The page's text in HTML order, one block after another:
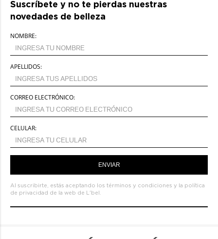
Suscríbete y no te pierdas nuestras
novedades de belleza
NOMBRE:
APELLIDOS:
CORREO ELECTRÓNICO:
CELULAR:
ENVIAR
Al suscribirte, estás aceptando los términos y condiciones y la política
de privacidad de la web de L'bel.